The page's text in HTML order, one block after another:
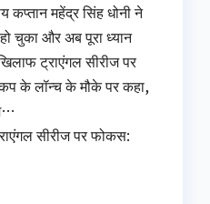
कप्तान महेंद्र सिंह धोनी ने
चुका और अब पूरा ध्यान
ट्राएंगल सीरीज पर
के लॉन्‍च के मौके पर कहा,